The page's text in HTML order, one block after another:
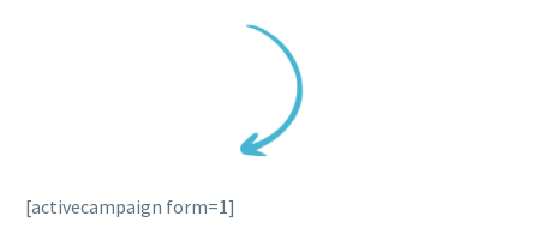
[activecampaign form=1]